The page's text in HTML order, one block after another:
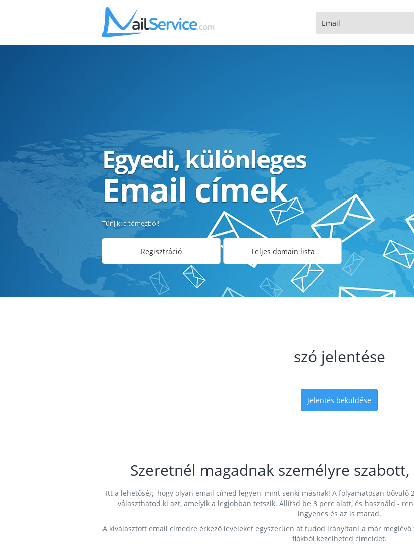
Egyedi, különleges
Email címek
Tűnj ki a tömegből!
Regisztráció Teljes domain lista
szó jelentése
Jelentés beküldése
Szeretnél magadnak személyre
Itt a lehetőség, hogy olyan email címed legyen, mint senki másnak! A folyamatosan
választhatod ki azt, amelyik a legjobban tetszik. Állítsd be 3 perc alatt, és használd -
ingyenes és az is marad.
A kiválasztott email címedre érkező leveleket egyszerűen át tudod irányítani a már
fiókból kezelheted címeidet.